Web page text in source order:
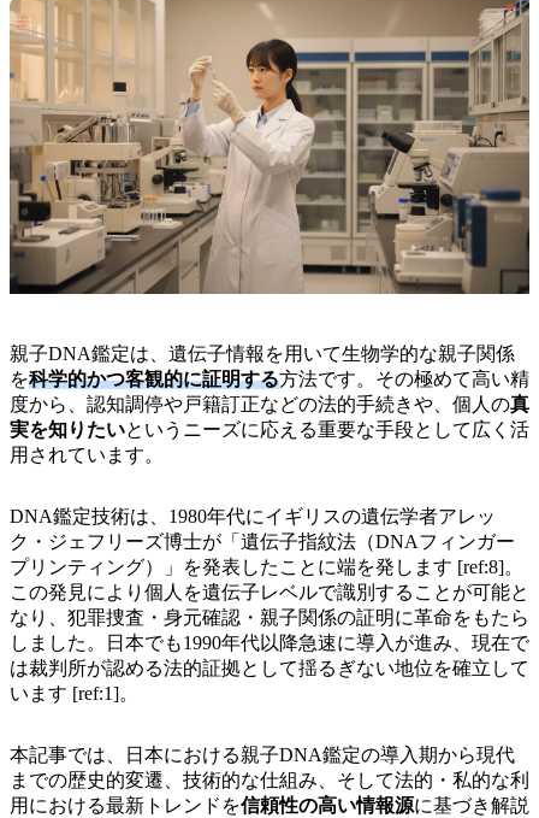
親子DNA鑑定は、遺伝子情報を用いて生物学的な親子関係
を科学的かつ客観的に証明する方法です。その極めて高い精
度から、認知調停や戸籍訂正などの法的手続きや、個人の真
実を知りたいというニーズに応える重要な手段として広く活
用されています。
DNA鑑定技術は、1980年代にイギリスの遺伝学者アレッ
ク・ジェフリーズ博士が「遺伝子指紋法（DNAフィンガー
プリンティング）」を発表したことに端を発します [ref:8]。
この発見により個人を遺伝子レベルで識別することが可能と
なり、犯罪捜査・身元確認・親子関係の証明に革命をもたら
しました。日本でも1990年代以降急速に導入が進み、現在で
は裁判所が認める法的証拠として揺るぎない地位を確立して
います [ref:1]。
本記事では、日本における親子DNA鑑定の導入期から現代
までの歴史的変遷、技術的な仕組み、そして法的・私的な利
用における最新トレンドを信頼性の高い情報源に基づき解説